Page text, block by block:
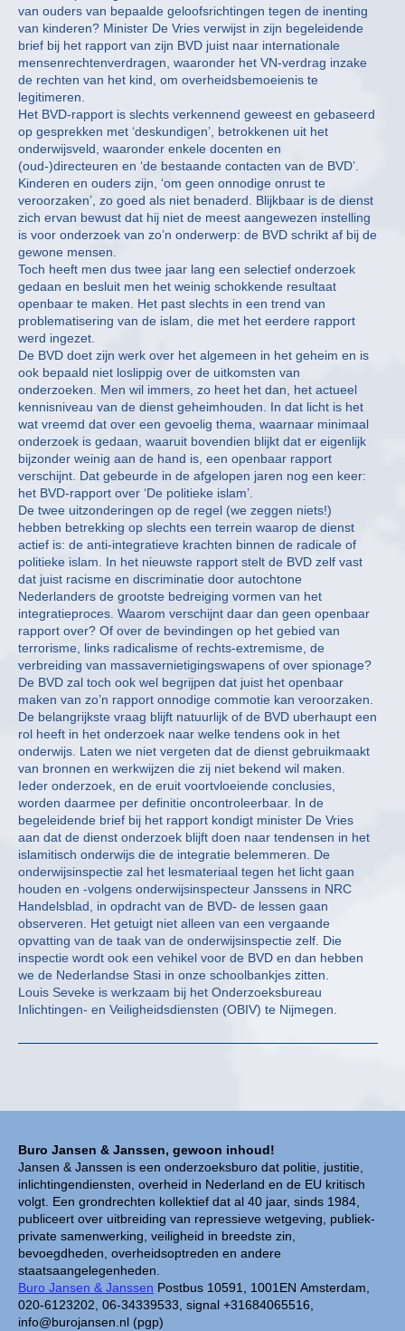
Buro Jansen & Janssen, gewoon inhoud!
Jansen & Janssen is een onderzoeksburo dat politie, justitie,
inlichtingendiensten, overheid in Nederland en de EU kritisch
volgt. Een grondrechten kollektief dat al 40 jaar, sinds 1984,
publiceert over uitbreiding van repressieve wetgeving, publiek-
private samenwerking, veiligheid in breedste zin,
bevoegdheden, overheidsoptreden en andere
staatsaangelegenheden.
Buro Jansen & Janssen Postbus 10591, 1001EN Amsterdam,
020-6123202, 06-34339533, signal +31684065516,
info@burojansen.nl (pgp)
van ouders van bepaalde geloofsrichtingen tegen de inenting
van kinderen? Minister De Vries verwijst in zijn begeleidende
brief bij het rapport van zijn BVD juist naar internationale
mensenrechtenverdragen, waaronder het VN-verdrag inzake
de rechten van het kind, om overheidsbemoeienis te
legitimeren.
Het BVD-rapport is slechts verkennend geweest en gebaseerd
op gesprekken met ‘deskundigen’, betrokkenen uit het
onderwijsveld, waaronder enkele docenten en
(oud-)directeuren en ‘de bestaande contacten van de BVD’.
Kinderen en ouders zijn, ‘om geen onnodige onrust te
veroorzaken’, zo goed als niet benaderd. Blijkbaar is de dienst
zich ervan bewust dat hij niet de meest aangewezen instelling
is voor onderzoek van zo’n onderwerp: de BVD schrikt af bij de
gewone mensen.
Toch heeft men dus twee jaar lang een selectief onderzoek
gedaan en besluit men het weinig schokkende resultaat
openbaar te maken. Het past slechts in een trend van
problematisering van de islam, die met het eerdere rapport
werd ingezet.
De BVD doet zijn werk over het algemeen in het geheim en is
ook bepaald niet loslippig over de uitkomsten van
onderzoeken. Men wil immers, zo heet het dan, het actueel
kennisniveau van de dienst geheimhouden. In dat licht is het
wat vreemd dat over een gevoelig thema, waarnaar minimaal
onderzoek is gedaan, waaruit bovendien blijkt dat er eigenlijk
bijzonder weinig aan de hand is, een openbaar rapport
verschijnt. Dat gebeurde in de afgelopen jaren nog een keer:
het BVD-rapport over ‘De politieke islam’.
De twee uitzonderingen op de regel (we zeggen niets!)
hebben betrekking op slechts een terrein waarop de dienst
actief is: de anti-integratieve krachten binnen de radicale of
politieke islam. In het nieuwste rapport stelt de BVD zelf vast
dat juist racisme en discriminatie door autochtone
Nederlanders de grootste bedreiging vormen van het
integratieproces. Waarom verschijnt daar dan geen openbaar
rapport over? Of over de bevindingen op het gebied van
terrorisme, links radicalisme of rechts-extremisme, de
verbreiding van massavernietigingswapens of over spionage?
De BVD zal toch ook wel begrijpen dat juist het openbaar
maken van zo’n rapport onnodige commotie kan veroorzaken.
De belangrijkste vraag blijft natuurlijk of de BVD uberhaupt een
rol heeft in het onderzoek naar welke tendens ook in het
onderwijs. Laten we niet vergeten dat de dienst gebruikmaakt
van bronnen en werkwijzen die zij niet bekend wil maken.
Ieder onderzoek, en de eruit voortvloeiende conclusies,
worden daarmee per definitie oncontroleerbaar. In de
begeleidende brief bij het rapport kondigt minister De Vries
aan dat de dienst onderzoek blijft doen naar tendensen in het
islamitisch onderwijs die de integratie belemmeren. De
onderwijsinspectie zal het lesmateriaal tegen het licht gaan
houden en -volgens onderwijsinspecteur Janssens in NRC
Handelsblad, in opdracht van de BVD- de lessen gaan
observeren. Het getuigt niet alleen van een vergaande
opvatting van de taak van de onderwijsinspectie zelf. Die
inspectie wordt ook een vehikel voor de BVD en dan hebben
we de Nederlandse Stasi in onze schoolbankjes zitten.
Louis Seveke is werkzaam bij het Onderzoeksbureau
Inlichtingen- en Veiligheidsdiensten (OBIV) te Nijmegen.